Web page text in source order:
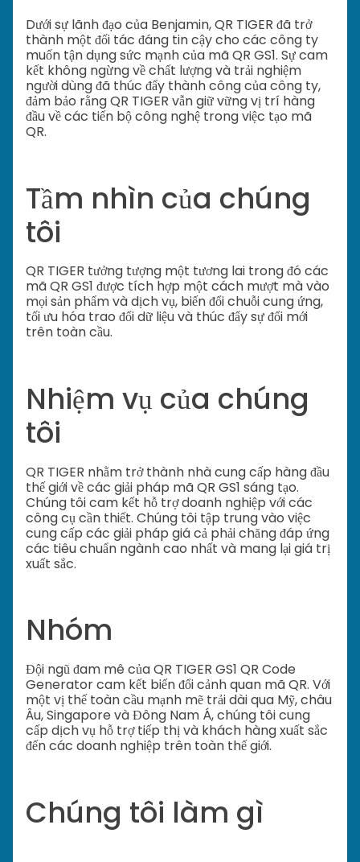
Dưới sự lãnh đạo của Benjamin, QR TIGER đã trở
thành một đối tác đáng tin cậy cho các công ty
muốn tận dụng sức mạnh của mã QR GS1. Sự cam
kết không ngừng về chất lượng và trải nghiệm
người dùng đã thúc đẩy thành công của công ty,
đảm bảo rằng QR TIGER vẫn giữ vững vị trí hàng
đầu về các tiến bộ công nghệ trong việc tạo mã
QR.
Tầm nhìn của chúng
tôi
QR TIGER tưởng tượng một tương lai trong đó các
mã QR GS1 được tích hợp một cách mượt mà vào
mọi sản phẩm và dịch vụ, biến đổi chuỗi cung ứng,
tối ưu hóa trao đổi dữ liệu và thúc đẩy sự đổi mới
trên toàn cầu.
Nhiệm vụ của chúng
tôi
QR TIGER nhằm trở thành nhà cung cấp hàng đầu
thế giới về các giải pháp mã QR GS1 sáng tạo.
Chúng tôi cam kết hỗ trợ doanh nghiệp với các
công cụ cần thiết. Chúng tôi tập trung vào việc
cung cấp các giải pháp giá cả phải chăng đáp ứng
các tiêu chuẩn ngành cao nhất và mang lại giá trị
xuất sắc.
Nhóm
Đội ngũ đam mê của QR TIGER GS1 QR Code
Generator cam kết biến đổi cảnh quan mã QR. Với
một vị thế toàn cầu mạnh mẽ trải dài qua Mỹ, châu
Âu, Singapore và Đông Nam Á, chúng tôi cung
cấp dịch vụ hỗ trợ tiếp thị và khách hàng xuất sắc
đến các doanh nghiệp trên toàn thế giới.
Chúng tôi làm gì